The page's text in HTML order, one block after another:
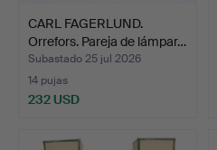
CARL FAGERLUND.
Orrefors. Pareja de lámpar…
Subastado 25 jul 2026
14 pujas
232 USD